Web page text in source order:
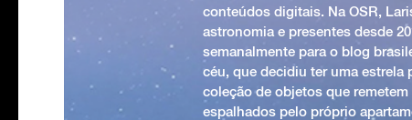
conteúdos digitais. Na OSR,
astronomia e presentes desde
semanalmente para o blog
céu, que decidiu ter uma estrela
coleção de objetos que
espalhados pelo próprio